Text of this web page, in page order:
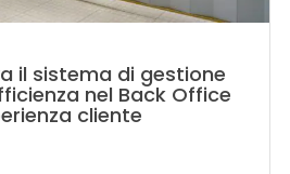
il sistema di gestione
nel Back Office
cliente